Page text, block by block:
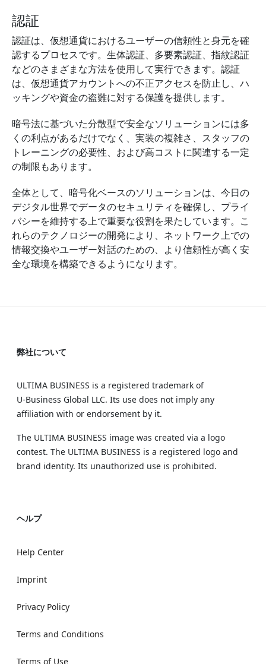
認証
認証は、仮想通貨におけるユーザーの信頼性と身元を確
認するプロセスです。生体認証、多要素認証、指紋認証
などのさまざまな方法を使用して実行できます。認証
は、仮想通貨アカウントへの不正アクセスを防止し、ハ
ッキングや資金の盗難に対する保護を提供します。
暗号法に基づいた分散型で安全なソリューションには多
くの利点があるだけでなく、実装の複雑さ、スタッフの
トレーニングの必要性、および高コストに関連する一定
の制限もあります。
全体として、暗号化ベースのソリューションは、今日の
デジタル世界でデータのセキュリティを確保し、プライ
バシーを維持する上で重要な役割を果たしています。こ
れらのテクノロジーの開発により、ネットワーク上での
情報交換やユーザー対話のための、より信頼性が高く安
全な環境を構築できるようになります。
弊社について
ULTIMA BUSINESS is a registered trademark of
U‑Business Global LLC. Its use does not imply any
affiliation with or endorsement by it.
The ULTIMA BUSINESS image was created via a logo
contest. The ULTIMA BUSINESS is a registered logo and
brand identity. Its unauthorized use is prohibited.
ヘルプ
Help Center
Imprint
Privacy Policy
Terms and Conditions
Terms of Use